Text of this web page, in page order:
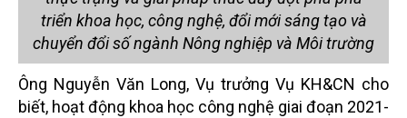
triển khoa học, công nghệ, đổi mới sáng tạo và
chuyển đổi số ngành Nông nghiệp và Môi trường
Ông Nguyễn Văn Long, Vụ trưởng Vụ KH&CN cho
biết, hoạt động khoa học công nghệ giai đoạn 2021-